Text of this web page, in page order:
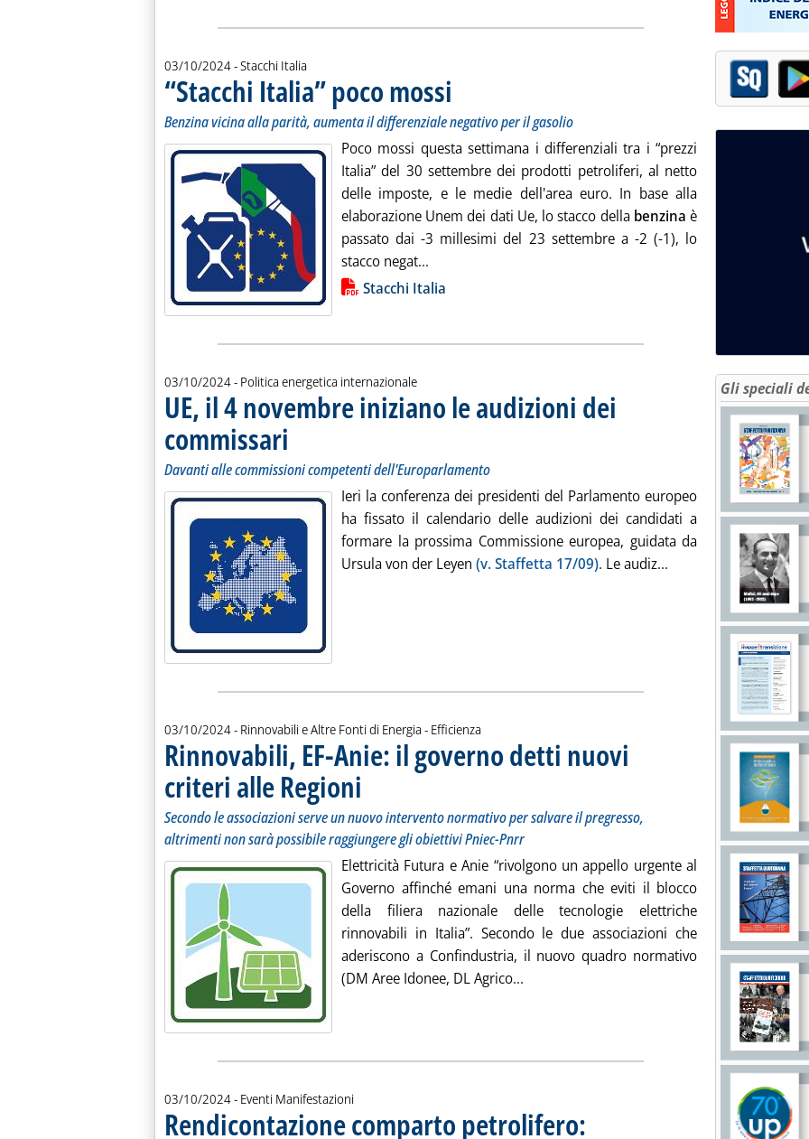
03/10/2024- Stacchi Italia
“Stacchi Italia” poco mossi . Sottotitolo: Benzina vicina alla parità, aumenta il differenziale negativo per il
Benzina vicina alla parità, aumenta il differenziale negativo per il gasolio
Poco mossi questa settimana i differenziali tra i “prezzi
Italia” del 30 settembre dei prodotti petroliferi, al netto
delle imposte, e le medie dell'area euro. In base alla
elaborazione Unem dei dati Ue, lo stacco della benzina è
passato dai -3 millesimi del 23 settembre a -2 (-1), lo
stacco negat...
Lista allegati PDF alla notizia
Stacchi Italia
03/10/2024- Politica energetica internazionale
UE, il 4 novembre iniziano le audizioni dei
commissari
Davanti alle commissioni competenti dell'Europarlamento
Ieri la conferenza dei presidenti del Parlamento europeo
ha fissato il calendario delle audizioni dei candidati a
formare la prossima Commissione europea, guidata da
Ursula von der Leyen (v. Staffetta 17/09). Le audiz... Leggi tutta la
03/10/2024- Rinnovabili e Altre Fonti di Energia - Efficienza
Rinnovabili, EF-Anie: il governo detti nuovi
criteri alle Regioni . Sottotitolo: Secondo le associazioni serve un nuovo intervento normativo per salvare il pregresso,
. Pubblicata giovedì 03 ottobre 2024 alle 15.10.
Secondo le associazioni serve un nuovo intervento normativo per salvare il pregresso,
altrimenti non sarà possibile raggiungere gli obiettivi Pniec-Pnrr
Elettricità Futura e Anie “rivolgono un appello urgente al
Governo affinché emani una norma che eviti il blocco
della filiera nazionale delle tecnologie elettriche
rinnovabili in Italia”. Secondo le due associazioni che
aderiscono a Confindustria, il nuovo quadro normativo
(DM Aree Idonee, DL Agrico... Leggi tutta la notizia: 'Rinnovabili, EF-
03/10/2024- Eventi Manifestazioni
Rendicontazione comparto petrolifero:
Gli speciali